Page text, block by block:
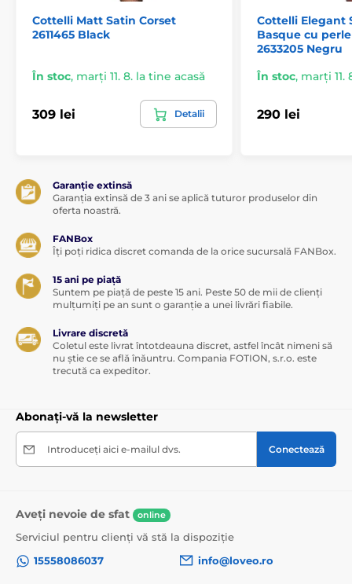
Cottelli Matt Satin Corset
2611465 Black
În stoc, marți 11. 8. la tine acasă
309 lei Detalii
Cottelli Elegant
Basque cu
2633205 Negru
În stoc, marți 11.
290 lei
Garanție extinsă
Garanția extinsă de 3 ani se aplică tuturor produselor din
oferta noastră.
FANBox
Îți poți ridica discret comanda de la orice sucursală FANBox.
15 ani pe piață
Suntem pe piață de peste 15 ani. Peste 50 de mii de clienți
mulțumiți pe an sunt o garanție a unei livrări fiabile.
Livrare discretă
Coletul este livrat întotdeauna discret, astfel încât nimeni să
nu știe ce se află înăuntru. Compania FOTION, s.r.o. este
trecută ca expeditor.
Abonați-vă la newsletter
Introduceți aici e-mailul dvs. Conectează
Aveți nevoie de sfat online
Serviciul pentru clienți vă stă la dispoziție
15558086037
info@loveo.ro